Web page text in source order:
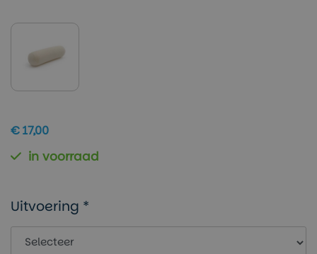
€ 17,00
in voorraad
Uitvoering *